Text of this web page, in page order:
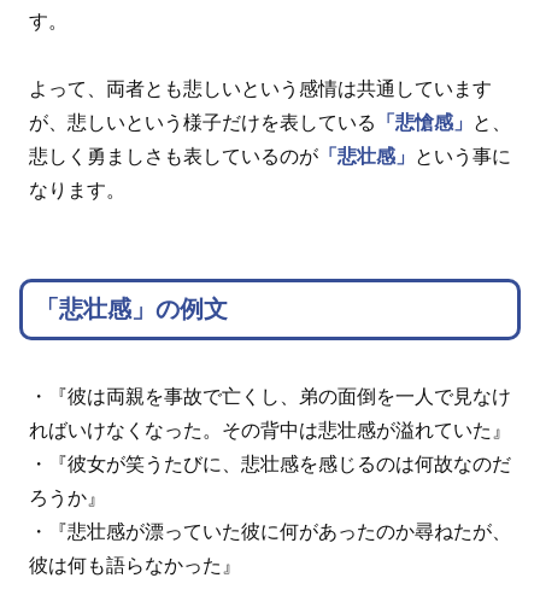
す。
よって、両者とも悲しいという感情は共通しています
が、悲しいという様子だけを表している
「悲愴感」
と、
悲しく勇ましさも表しているのが 「悲壮感」
という事に
なります。
「悲壮感」の例文
・『彼は両親を事故で亡くし、弟の面倒を一人で見なけ
ればいけなくなった。その背中は悲壮感が溢れていた』
・『彼女が笑うたびに、悲壮感を感じるのは何故なのだ
ろうか』
・『悲壮感が漂っていた彼に何があったのか尋ねたが、
彼は何も語らなかった』